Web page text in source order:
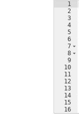
1
2
3
4
5
6
7
8
9
10
11
12
13
14
15
16